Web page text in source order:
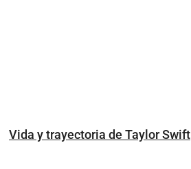
Vida y trayectoria de Taylor Swift